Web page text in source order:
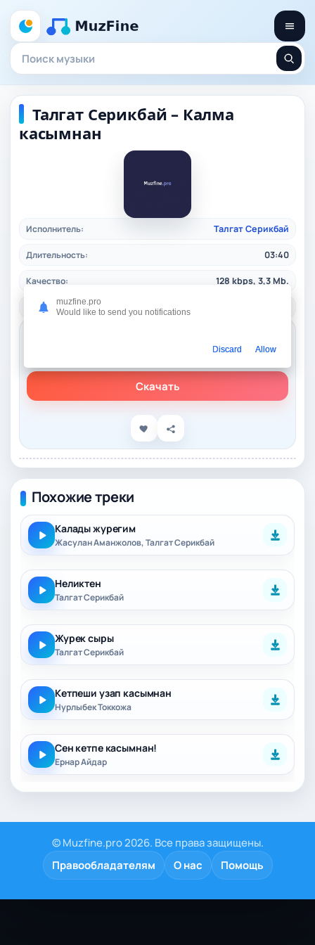
Талгат Серикбай – Калма
касымнан
Исполнитель: Талгат Серикбай
Длительность: 03:40
Качество: 128 kbps, 3,3 Mb.
Дата релиза:
Скачать
Похожие треки
Калады журегим
Жасулан Аманжолов, Талгат Серикбай
Неликтен
Талгат Серикбай
Журек сыры
Талгат Серикбай
Кетпеши узап касымнан
Нурлыбек Токкожа
Сен кетпе касымнан!
Ернар Айдар
© Muzfine.pro 2026. Все права защищены.
Правообладателям
О нас Помощь
muzfine.pro
Would like to send you notifications
Discard Allow